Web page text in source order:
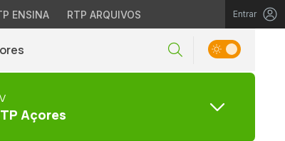
ENSINA RTP ARQUIVOS Entrar
Açores